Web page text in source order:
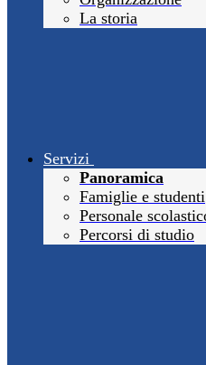
La storia
Servizi
Panoramica
Famiglie e studenti
Personale
Percorsi di studio